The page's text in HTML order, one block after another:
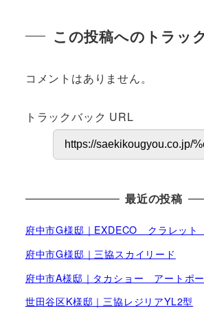
この投稿へのトラッ
コメントはありません。
トラックバック URL
最近の投稿
府中市G様邸｜EXDECO クラレッ
府中市G様邸｜三協スカイリード
府中市A様邸｜タカショー アートポ
世田谷区K様邸｜三協レジリアYL2型